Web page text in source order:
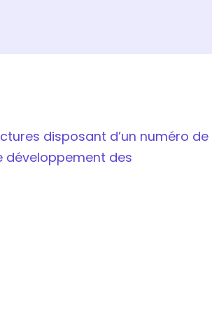
disposant d’un numéro de
développement des